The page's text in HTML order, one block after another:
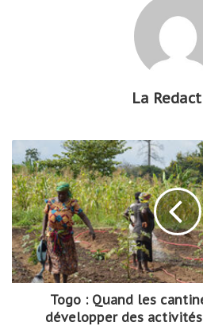
La
Togo : Quand les
développer des